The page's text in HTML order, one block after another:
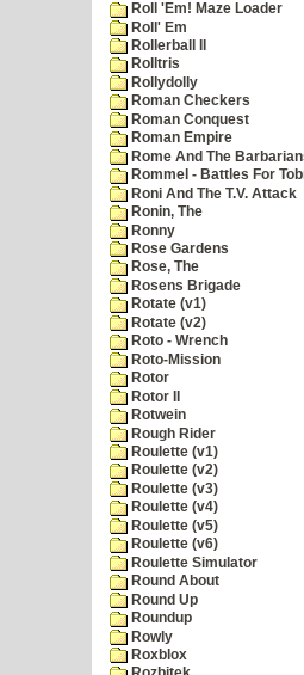
Roll 'Em! Maze Loader
Roll' Em
Rollerball II
Rolltris
Rollydolly
Roman Checkers
Roman Conquest
Roman Empire
Rome And The
Rommel - Battles For
Roni And The T.V. Attack
Ronin, The
Ronny
Rose Gardens
Rose, The
Rosens Brigade
Rotate (v1)
Rotate (v2)
Roto - Wrench
Roto-Mission
Rotor
Rotor II
Rotwein
Rough Rider
Roulette (v1)
Roulette (v2)
Roulette (v3)
Roulette (v4)
Roulette (v5)
Roulette (v6)
Roulette Simulator
Round About
Round Up
Roundup
Rowly
Roxblox